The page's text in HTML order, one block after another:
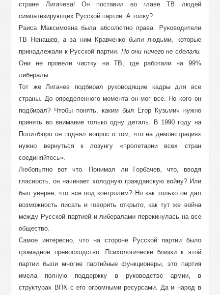
стране Лигачева! Он поставил во главе ТВ людей
симпатизирующих Русской партии. А толку?
Раиса Максимовна была абсолютно права. Руководители
ТВ Ненашев, а за ним Кравченко были людьми, которые
принадлежали к Русской партии. Но они ничего не сделали.
Они не провели чистку на ТВ, где работали на 99%
либералы.
Тот же Лигачев подбирал руководящие кадры для все
страны. До определенного момента он мог все. Но кого он
подбирал? Чтобы понять, каким был Егор Кузьмич нужно
принять во внимание только одну деталь. В 1990 году на
Политбюро он поднял вопрос о том, что на демонстрациях
нужно вернуться к лозунгу «пролетарии всех стран
соединяйтесь».
Любопытно вот что. Понимал ли Горбачев, что, вводя
гласность, он начинает холодную гражданскую войну? Или
был уверен, что все под контролем? Но как только он дал
возможность писать и говорить открыто, как тут же война
между Русской партией и либералами перекинулась на все
общество.
Самое интересно, что на стороне Русской партии было
громадное превосходство. Психологически близки к этой
партии были многие партийные функционеры, это партия
имела полную поддержку в руководстве армии, в
структурах ВПК с его огромными ресурсами. Да и народ в